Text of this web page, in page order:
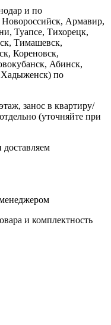
и по
Армавир,
Туапсе, Тихорецк,
Тимашевск,
Кореновск,
Абинск,
по
занос в квартиру/
(уточняйте при
и комплектность